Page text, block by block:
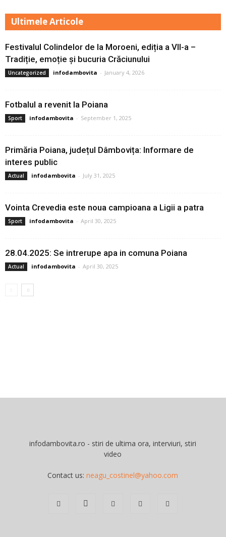
Ultimele Articole
Festivalul Colindelor de la Moroeni, ediția a VII-a –
Tradiție, emoție și bucuria Crăciunului
Uncategorized infodambovita - January 4, 2026
Fotbalul a revenit la Poiana
Sport infodambovita - September 1, 2025
Primăria Poiana, județul Dâmbovița: Informare de
interes public
Actual infodambovita - July 31, 2025
Vointa Crevedia este noua campioana a Ligii a patra
Sport infodambovita - April 30, 2025
28.04.2025: Se intrerupe apa in comuna Poiana
Actual infodambovita - April 30, 2025
infodambovita.ro - stiri de ultima ora, interviuri, stiri
video
Contact us:neagu_costinel@yahoo.com